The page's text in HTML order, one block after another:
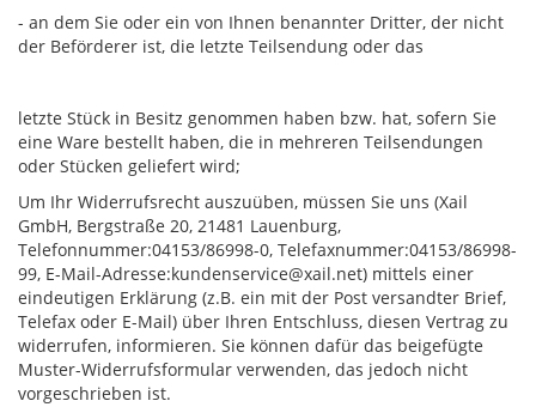
- an dem Sie oder ein von Ihnen benannter Dritter, der nicht
der Beförderer ist, die letzte Teilsendung oder das
letzte Stück in Besitz genommen haben bzw. hat, sofern Sie
eine Ware bestellt haben, die in mehreren Teilsendungen
oder Stücken geliefert wird;
Um Ihr Widerrufsrecht auszuüben, müssen Sie uns (Xail
GmbH, Bergstraße 20, 21481 Lauenburg,
Telefonnummer:04153/86998-0, Telefaxnummer:04153/86998-
99, E-Mail-Adresse:kundenservice@xail.net) mittels einer
eindeutigen Erklärung (z.B. ein mit der Post versandter Brief,
Telefax oder E-Mail) über Ihren Entschluss, diesen Vertrag zu
widerrufen, informieren. Sie können dafür das beigefügte
Muster-Widerrufsformular verwenden, das jedoch nicht
vorgeschrieben ist.